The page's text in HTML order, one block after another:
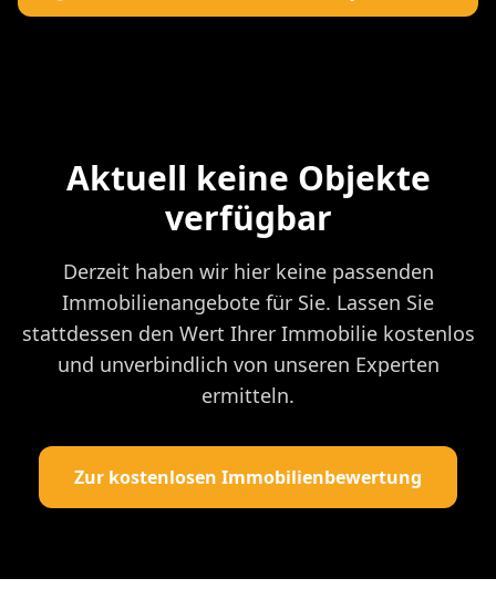
Aktuell keine Objekte
verfügbar
Derzeit haben wir hier keine passenden
Immobilienangebote für Sie. Lassen Sie
stattdessen den Wert Ihrer Immobilie kostenlos
und unverbindlich von unseren Experten
ermitteln.
Zur kostenlosen Immobilienbewertung